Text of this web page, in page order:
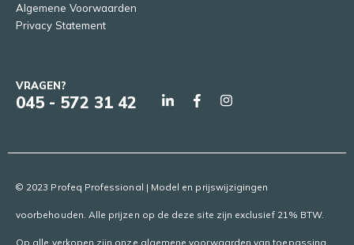
Algemene Voorwaarden
Privacy Statement
VRAGEN?
045 - 572 31 42
© 2023 Profeq Professional | Model en prijswijzigingen
voorbehouden. Alle prijzen op de deze site zijn exclusief 21% BTW.
Op alle verkopen zijn onze algemene voorwaarden van toepassing.